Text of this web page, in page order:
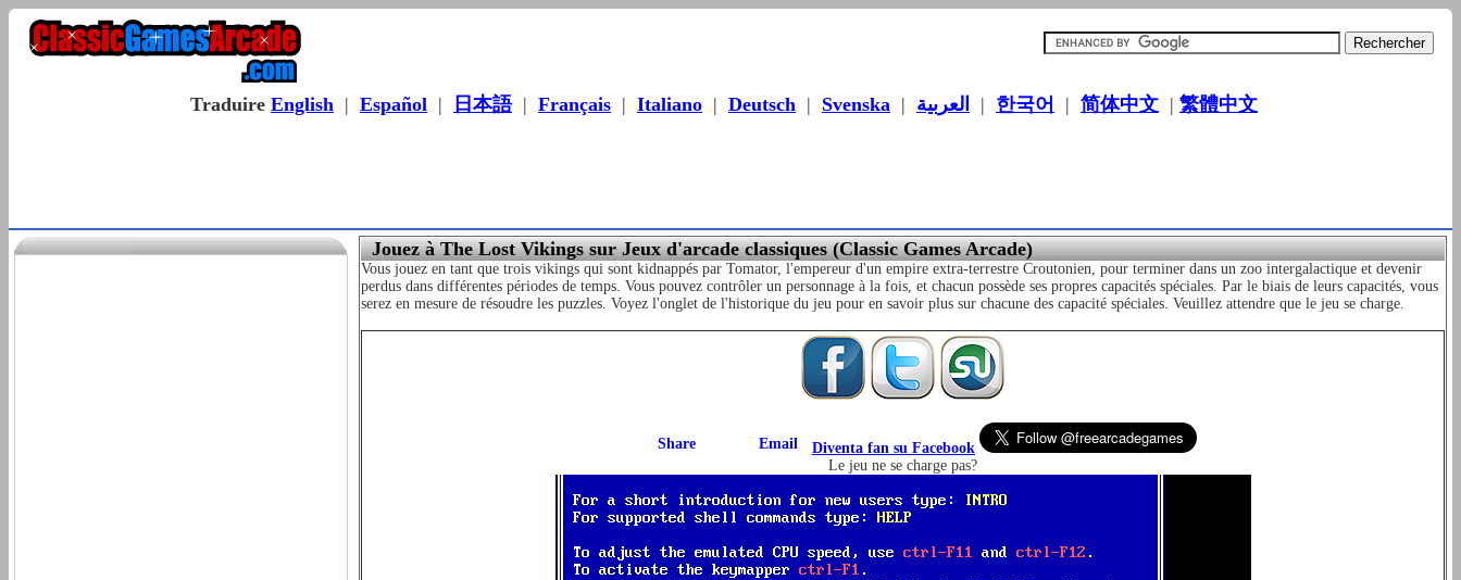
Traduire English | Español | 日本語| Français | Italiano | Deutsch | Svenska | العربية | 한국어 | 简体中文 | 繁體中文
Jouez à The Lost Vikings sur Jeux d'arcade classiques (Classic Games Arcade)
Vous jouez en tant que trois vikings qui sont kidnappés par Tomator, l'empereur d'un empire extra-terrestre Croutonien, pour terminer dans un zoo intergalactique et devenir
perdus dans différentes périodes de temps. Vous pouvez contrôler un personnage à la fois, et chacun possède ses propres capacités spéciales. Par le biais de leurs capacités, vous
serez en mesure de résoudre les puzzles. Voyez l'onglet de l'historique du jeu pour en savoir plus sur chacune des capacité spéciales. Veuillez attendre que le jeu se charge.
Diventa fan su Facebook
Le jeu ne se charge pas?